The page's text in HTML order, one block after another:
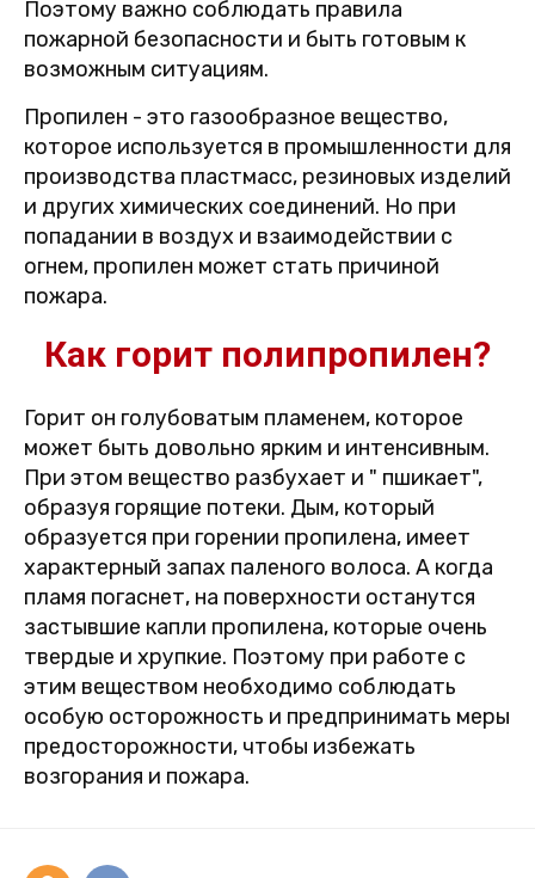
Поэтому важно соблюдать правила
пожарной безопасности и быть готовым к
возможным ситуациям.
Пропилен - это газообразное вещество,
которое используется в промышленности для
производства пластмасс, резиновых изделий
и других химических соединений. Но при
попадании в воздух и взаимодействии с
огнем, пропилен может стать причиной
пожара.
Как горит полипропилен?
Горит он голубоватым пламенем, которое
может быть довольно ярким и интенсивным.
При этом вещество разбухает и " пшикает",
образуя горящие потеки. Дым, который
образуется при горении пропилена, имеет
характерный запах паленого волоса. А когда
пламя погаснет, на поверхности останутся
застывшие капли пропилена, которые очень
твердые и хрупкие. Поэтому при работе с
этим веществом необходимо соблюдать
особую осторожность и предпринимать меры
предосторожности, чтобы избежать
возгорания и пожара.